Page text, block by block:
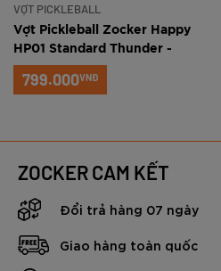
VỢT PICKLEBALL
Vợt Pickleball Zocker Happy
HP01 Standard Thunder -
Vàng
799.000VNĐ
ZOCKER CAM KẾT
Đổi trả hàng 07 ngày
Giao hàng toàn quốc